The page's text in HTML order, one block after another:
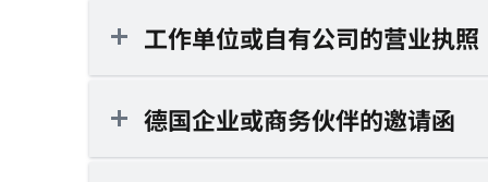
工作单位或自有公司的营业执照
德国企业或商务伙伴的邀请函